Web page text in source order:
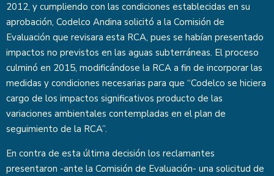
2012, y cumpliendo con las condiciones establecidas en su
aprobación, Codelco Andina solicitó a la Comisión de
Evaluación que revisara esta RCA, pues se habían presentado
impactos no previstos en las aguas subterráneas. El proceso
culminó en 2015, modificándose la RCA a fin de incorporar las
medidas y condiciones necesarias para que “Codelco se hiciera
cargo de los impactos significativos producto de las
variaciones ambientales contempladas en el plan de
seguimiento de la RCA”.
En contra de esta última decisión los reclamantes
presentaron -ante la Comisión de Evaluación- una solicitud de